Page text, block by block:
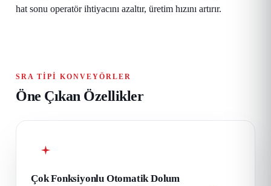
hat sonu operatör ihtiyacını azaltır, üretim hızını artırır.
SRA TIPI KONVEYÖRLER
Öne Çıkan Özellikler
Çok Fonksiyonlu Otomatik Dolum